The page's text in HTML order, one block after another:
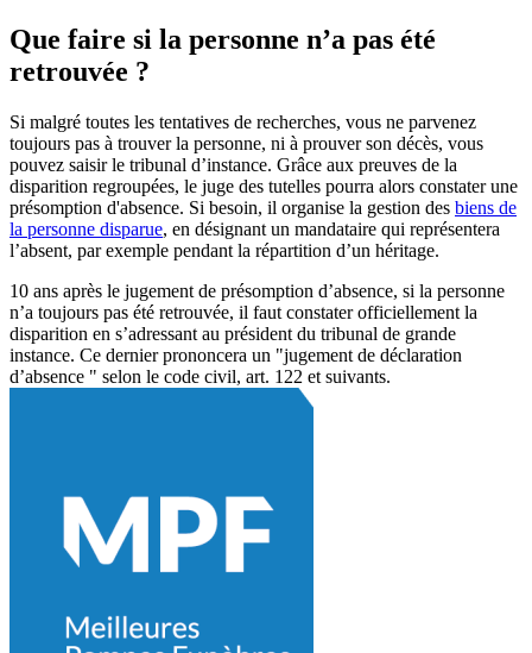
Que faire si la personne n’a pas été
retrouvée ?
Si malgré toutes les tentatives de recherches, vous ne parvenez
toujours pas à trouver la personne, ni à prouver son décès, vous
pouvez saisir le tribunal d’instance. Grâce aux preuves de la
disparition regroupées, le juge des tutelles pourra alors constater une
présomption d'absence. Si besoin, il organise la gestion des biens de
la personne disparue, en désignant un mandataire qui représentera
l’absent, par exemple pendant la répartition d’un héritage.
10 ans après le jugement de présomption d’absence, si la personne
n’a toujours pas été retrouvée, il faut constater officiellement la
disparition en s’adressant au président du tribunal de grande
instance. Ce dernier prononcera un "jugement de déclaration
d’absence " selon le code civil, art. 122 et suivants.